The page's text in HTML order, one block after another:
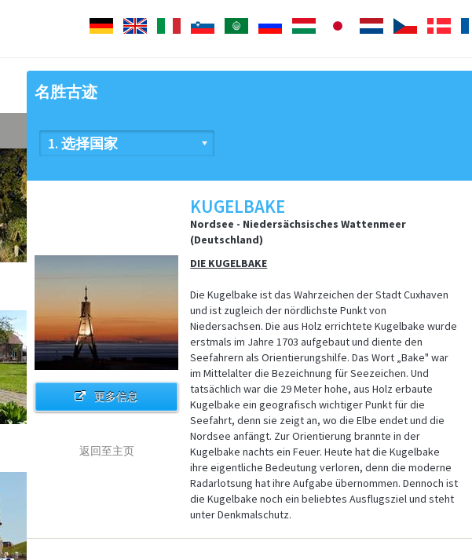
DeutschEnglish ItalianoSlovenščinaArabischPусскийMagyar JapanischNederlands
Česky Dansk
名胜古迹
1. 选择国家
KUGELBAKE
Nordsee - Niedersächsisches Wattenmeer
(Deutschland)
更多信息
返回至主页
DIE KUGELBAKE
Die Kugelbake ist das Wahrzeichen der Stadt Cuxhaven
und ist zugleich der nördlichste Punkt von
Niedersachsen. Die aus Holz errichtete Kugelbake wurde
erstmals im Jahre 1703 aufgebaut und diente den
Seefahrern als Orientierungshilfe. Das Wort „Bake" war
im Mittelalter die Bezeichnung für Seezeichen. Und
tatsächlich war die 29 Meter hohe, aus Holz erbaute
Kugelbake ein geografisch wichtiger Punkt für die
Seefahrt, denn sie zeigt an, wo die Elbe endet und die
Nordsee anfängt. Zur Orientierung brannte in der
Kugelbake nachts ein Feuer. Heute hat die Kugelbake
ihre eigentliche Bedeutung verloren, denn die moderne
Radarlotsung hat ihre Aufgabe übernommen. Dennoch ist
die Kugelbake noch ein beliebtes Ausflugsziel und steht
unter Denkmalschutz.